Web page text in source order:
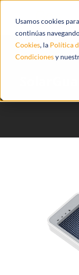
Usamos cookies
continúas
Cookies, la Política
Condicionesy